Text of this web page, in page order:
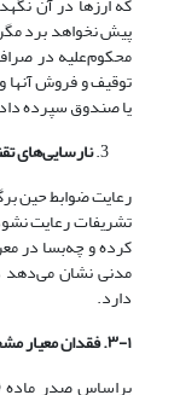
پیش نخواهد برد
محکوم‌علیه در
توقیف و فروش آنها
یا صندوق سپرده
نارساییهای
رعایت ضوابط حین
تشریفات رعایت
کرده و چه‌بسا در
مدنی نشان می‌دهد
دارد.
۳-۱. فقدان معیار مشخص برای قیمت فروش مال در مزایده دوم